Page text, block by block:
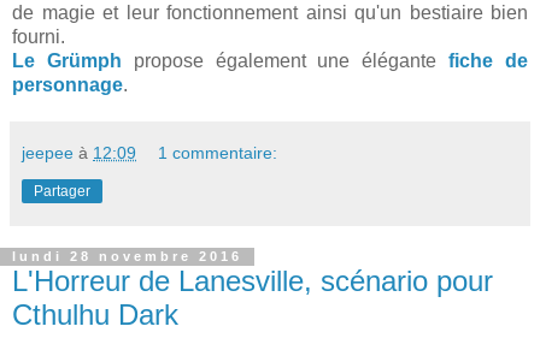
de magie et leur fonctionnement ainsi qu'un bestiaire bien
fourni.
Le Grümph propose également une élégantefiche de
personnage.
jeepee à 12:09 1 commentaire:
Partager
lundi 28 novembre 2016
L'Horreur de Lanesville, scénario pour
Cthulhu Dark